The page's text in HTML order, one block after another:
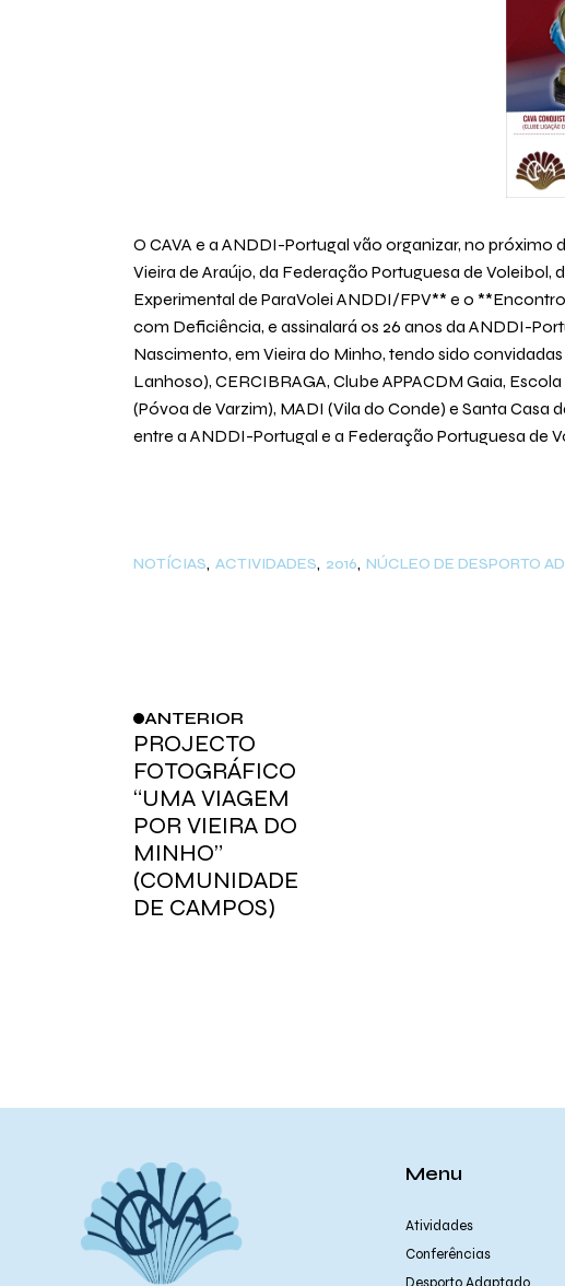
O CAVA e a ANDDI-Portugal vão organizar, no próximo
Vieira de Araújo, da Federação Portuguesa de
Experimental de ParaVolei ANDDI/FPV** e o
com Deficiência, e assinalará os 26 anos da ANDDI-
Nascimento, em Vieira do Minho, tendo sido
Lanhoso), CERCIBRAGA, Clube APPACDM Gaia,
(Póvoa de Varzim), MADI (Vila do Conde) e Santa
entre a ANDDI-Portugal e a Federação Portuguesa de
NOTÍCIAS ACTIVIDADES 2016 NÚCLEO DE DESPORTO
ANTERIOR
PROJECTO
FOTOGRÁFICO
“UMA VIAGEM
POR VIEIRA DO
MINHO”
(COMUNIDADE
DE CAMPOS)
Menu
Atividades
Conferências